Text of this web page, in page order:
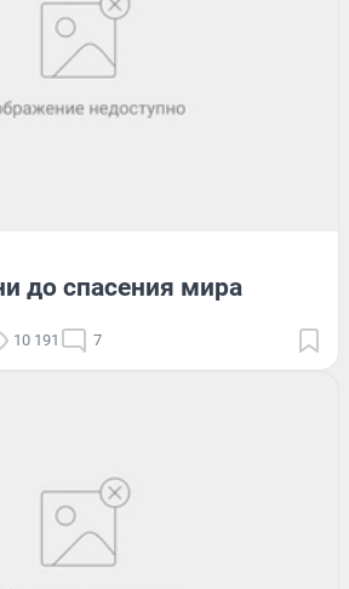
до спасения мира
10 191 7